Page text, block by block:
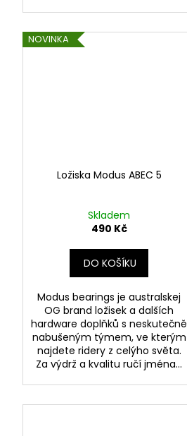
NOVINKA
Ložiska Modus ABEC 5
Skladem
490 Kč
DO KOŠÍKU
Modus bearings je australskej
OG brand ložisek a dalších
hardware doplňků s neskutečně
nabušeným týmem, ve kterým
najdete ridery z celýho světa.
Za výdrž a kvalitu ručí jména...